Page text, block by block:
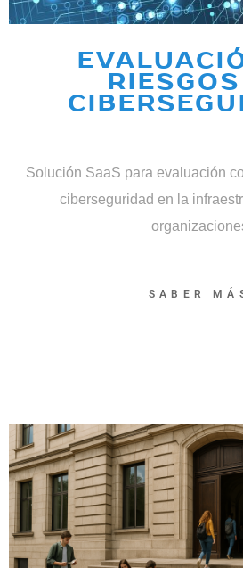
Solución SaaS para evaluación
ciberseguridad en la
SABER